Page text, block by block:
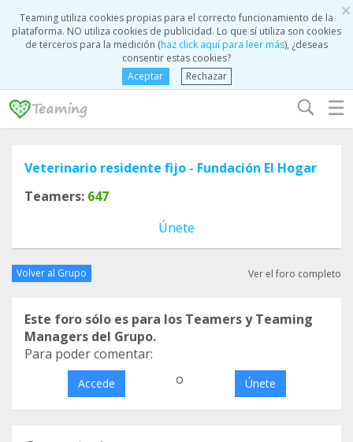
×
Teaming utiliza cookies propias para el correcto funcionamiento de la
plataforma. NO utiliza cookies de publicidad. Lo que sí utiliza son cookies
de terceros para la medición (haz click aquí para leer más), ¿deseas
consentir estas cookies?
Aceptar
Rechazar
☰
Veterinario residente fijo - Fundación El Hogar
Teamers: 647
Únete
Volver al Grupo Ver el foro completo
Este foro sólo es para los Teamers y Teaming
Managers del Grupo.
Para poder comentar:
Accede o Únete